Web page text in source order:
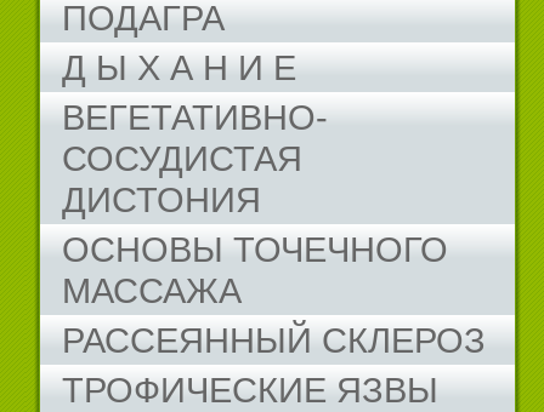
ПОДАГРА
Д Ы Х А Н И Е
ВЕГЕТАТИВНО-
СОСУДИСТАЯ
ДИСТОНИЯ
ОСНОВЫ ТОЧЕЧНОГО
МАССАЖА
РАССЕЯННЫЙ СКЛЕРОЗ
ТРОФИЧЕСКИЕ ЯЗВЫ